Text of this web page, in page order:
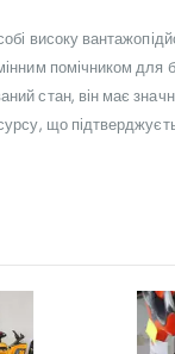
високу
помічником для
стан, він має
що